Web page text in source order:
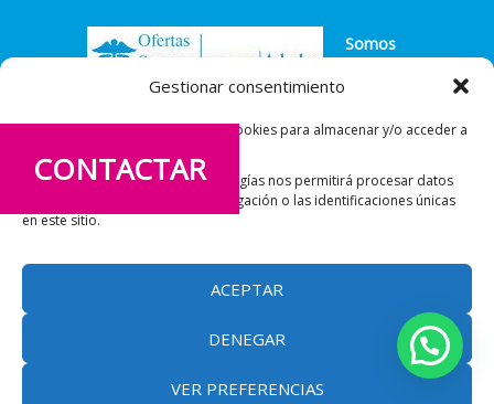
Gestionar consentimiento
Utilizamos tecnologías como las cookies para almacenar y/o acceder a
El consentimiento de estas tecnologías nos permitirá procesar datos
como el comportamiento de navegación o las identificaciones únicas
en este sitio.
ACEPTAR
DENEGAR
VER PREFERENCIAS
CONTACTAR
Somos
MAPA DEL SITIO
POLÍTICA DE PRIVACIDAD